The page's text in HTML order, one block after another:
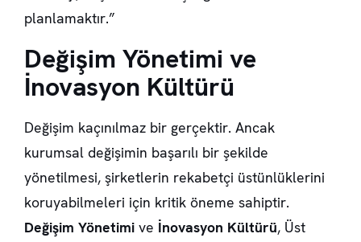
planlamaktır.”
Değişim Yönetimi ve
İnovasyon Kültürü
Değişim kaçınılmaz bir gerçektir. Ancak
kurumsal değişimin başarılı bir şekilde
yönetilmesi, şirketlerin rekabetçi üstünlüklerini
koruyabilmeleri için kritik öneme sahiptir.
Değişim Yönetimi ve İnovasyon Kültürü, Üst